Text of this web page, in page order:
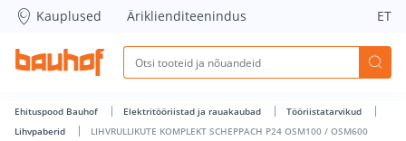
LIHVRULLIKUTE KOMPLEKT SCHEPPACH P24 OSM100 /
Kauplused Äriklienditeenindus ET
Ehituspood Bauhof Elektritööriistad ja rauakaubad
Tööriistatarvikud
Lihvpaberid
LIHVRULLIKUTE KOMPLEKT SCHEPPACH P24 OSM100 / OSM600